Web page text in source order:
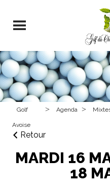
Golf
Avoise
> Agenda >
Retour
MARDI 16
18